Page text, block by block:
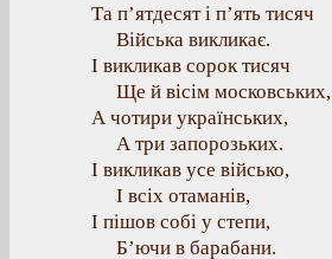
Та п’ятдесят і п’ять тисяч
Війська викликає.
І викликав сорок тисяч
Ще й вісім московських,
А чотири українських,
А три запорозьких.
І викликав усе військо,
І всіх отаманів,
І пішов собі у степи,
Б’ючи в барабани.